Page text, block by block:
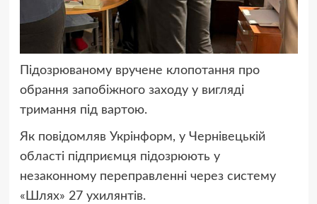
Підозрюваному вручене клопотання про
обрання запобіжного заходу у вигляді
тримання під вартою.
Як повідомляв Укрінформ, у Чернівецькій
області підприємця підозрюють у
незаконному переправленні через систему
«Шлях» 27 ухилянтів.